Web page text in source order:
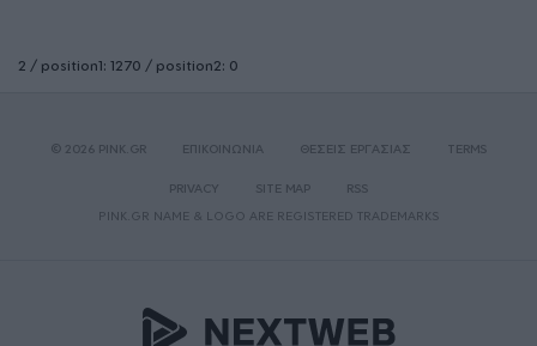
2 / position1: 1270 / position2: 0
© 2026 PINK.GR ΕΠΙΚΟΙΝΩΝΙΑ ΘΕΣΕΙΣ ΕΡΓΑΣΙΑΣ TERMS
PRIVACY SITE MAP
RSS
PINK.GR NAME & LOGO ARE REGISTERED TRADEMARKS